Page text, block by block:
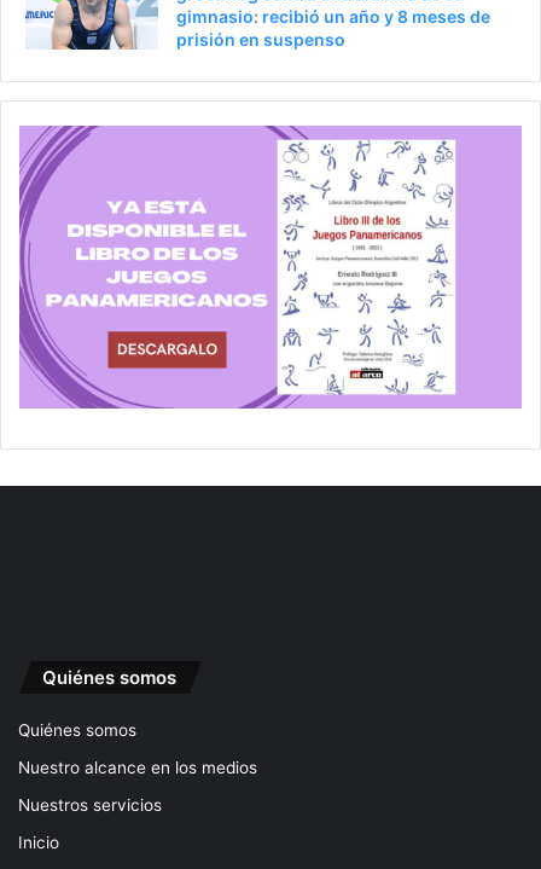
gimnasio: recibió un año y 8 meses de
prisión en suspenso
Quiénes somos
Quiénes somos
Nuestro alcance en los medios
Nuestros servicios
Inicio